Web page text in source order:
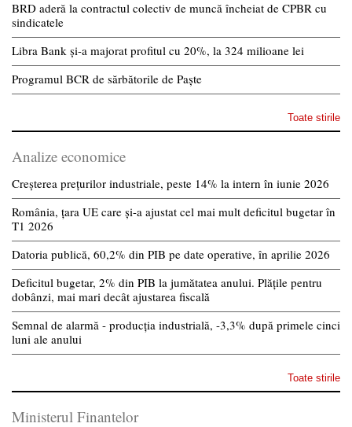
BRD aderă la contractul colectiv de muncă încheiat de CPBR cu
sindicatele
Libra Bank și-a majorat profitul cu 20%, la 324 milioane lei
Programul BCR de sărbătorile de Paște
Toate stirile
Analize economice
Creșterea prețurilor industriale, peste 14% la intern în iunie 2026
România, țara UE care și-a ajustat cel mai mult deficitul bugetar în
T1 2026
Datoria publică, 60,2% din PIB pe date operative, în aprilie 2026
Deficitul bugetar, 2% din PIB la jumătatea anului. Plățile pentru
dobânzi, mai mari decât ajustarea fiscală
Semnal de alarmă - producția industrială, -3,3% după primele cinci
luni ale anului
Toate stirile
Ministerul Finantelor